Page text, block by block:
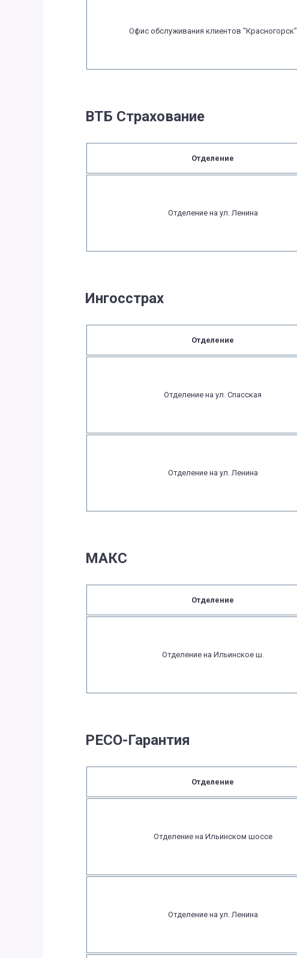
Офис обслуживания клиентов "Красногорск"
ВТБ Страхование
Отделение
Отделение на ул. Ленина
Ингосстрах
Отделение
Отделение на ул. Спасская
Отделение на ул. Ленина
МАКС
Отделение
Отделение на Ильинское ш.
РЕСО-Гарантия
Отделение
Отделение на Ильинском шоссе
Отделение на ул. Ленина